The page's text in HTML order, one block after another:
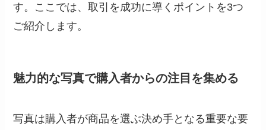
す。ここでは、取引を成功に導くポイントを3つ
ご紹介します。
魅力的な写真で購入者からの注目を集める
写真は購入者が商品を選ぶ決め手となる重要な要